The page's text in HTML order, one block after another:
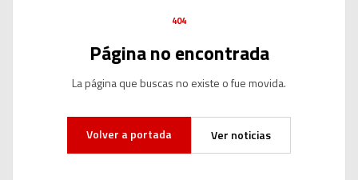
404
Página no encontrada
La página que buscas no existe o fue movida.
Volver a portada Ver noticias